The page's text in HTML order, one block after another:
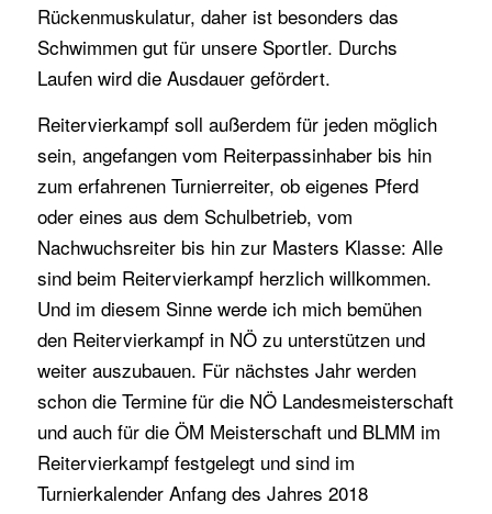
Rückenmuskulatur, daher ist besonders das
Schwimmen gut für unsere Sportler. Durchs
Laufen wird die Ausdauer gefördert.
Reitervierkampf soll außerdem für jeden möglich
sein, angefangen vom Reiterpassinhaber bis hin
zum erfahrenen Turnierreiter, ob eigenes Pferd
oder eines aus dem Schulbetrieb, vom
Nachwuchsreiter bis hin zur Masters Klasse: Alle
sind beim Reitervierkampf herzlich willkommen.
Und im diesem Sinne werde ich mich bemühen
den Reitervierkampf in NÖ zu unterstützen und
weiter auszubauen. Für nächstes Jahr werden
schon die Termine für die NÖ Landesmeisterschaft
und auch für die ÖM Meisterschaft und BLMM im
Reitervierkampf festgelegt und sind im
Turnierkalender Anfang des Jahres 2018